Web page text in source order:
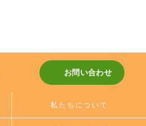
お問い合わせ
私たちについて